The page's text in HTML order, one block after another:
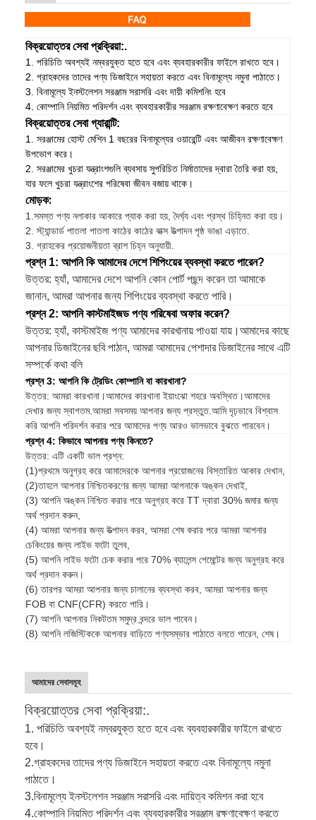
বিক্রয়োত্তর সেবা প্রক্রিয়া:.
1. পরিচিতি অবশ্যই নম্বরযুক্ত হতে হবে এবং ব্যবহারকারীর ফাইলে রাখতে হবে।
2. গ্রাহকদের তাদের পণ্য ডিজাইনে সহায়তা করতে এবং বিনামূল্যে নমুনা পাঠাতে।
3. বিনামূল্যে ইনস্টলেশন সরঞ্জাম সরাসরি এবং দায়ী কমিশনিং হবে
4. কোম্পানি নিয়মিত পরিদর্শন এবং ব্যবহারকারীর সরঞ্জাম রক্ষণাবেক্ষণ করতে হবে
বিক্রয়োত্তর সেবা গ্যারান্টি:
1. সরঞ্জামের হোস্ট মেশিন 1 বছরের বিনামূল্যের ওয়ারেন্টি এবং আজীবন রক্ষণাবেক্ষণ
উপভোগ করে।
2. সরঞ্জামের খুচরা যন্ত্রাংশগুলি ব্যবসায় সুপরিচিত নির্মাতাদের দ্বারা তৈরি করা হয়,
যার ফলে খুচরা যন্ত্রাংশের পরিষেবা জীবন বজায় থাকে।
মোড়ক:
1.সমস্ত পণ্য নলাকার আকারে প্যাক করা হয়, দৈর্ঘ্য এবং প্রস্থ চিহ্নিত করা হয়।
2. স্ট্যান্ডার্ড পাতলা পাতলা কাঠের কাঠের বাক্স উত্পাদন পৃষ্ঠ ভাঙা এড়াতে.
3. গ্রাহকের প্রয়োজনীয়তা ব্রাশ চিহ্ন অনুযায়ী.
প্রশ্ন 1: আপনি কি আমাদের দেশে শিপিংয়ের ব্যবস্থা করতে পারেন?
উত্তর: হ্যাঁ, আমাদের দেশে আপনি কোন পোর্ট পছন্দ করেন তা আমাকে
জানান, আমরা আপনার জন্য শিপিংয়ের ব্যবস্থা করতে পারি।
প্রশ্ন 2: আপনি কাস্টমাইজড পণ্য পরিষেবা অফার করেন?
উত্তর: হ্যাঁ, কাস্টমাইজ পণ্য আমাদের কারখানায় পাওয়া যায়।আমাদের কাছে
আপনার ডিজাইনের ছবি পাঠান, আমরা আমাদের পেশাদার ডিজাইনের সাথে এটি
সম্পর্কে কথা বলি
প্রশ্ন 3: আপনি কি ট্রেডিং কোম্পানি বা কারখানা?
উত্তর: আমরা কারখানা।আমাদের কারখানা ইয়াংঝো শহরে অবস্থিত।আমাদের
দেখার জন্য স্বাগতম.আমরা সবসময় আপনার জন্য প্রস্তুত.আমি দৃঢ়ভাবে বিশ্বাস
করি আপনি পরিদর্শন করার পরে আমাদের পণ্য আরও ভালভাবে বুঝতে পারবেন।
প্রশ্ন 4: কিভাবে আপনার পণ্য কিনতে?
উত্তর: এটি একটি ভাল প্রশ্ন:
(1)প্রথমে অনুগ্রহ করে আমাদেরকে আপনার প্রয়োজনের বিস্তারিত আকার দেখান,
(2)তাহলে আপনার নিশ্চিতকরণের জন্য আমরা আপনাকে অঙ্কন দেখাই,
(3) আপনি অঙ্কন নিশ্চিত করার পরে অনুগ্রহ করে TT দ্বারা 30% জমার জন্য
অর্থ প্রদান করুন,
(4) আমরা আপনার জন্য উত্পাদন করব, আমরা শেষ করার পরে আমরা আপনার
চেকিংয়ের জন্য লাইভ ফটো তুলব,
(5) আপনি লাইভ ফটো চেক করার পরে 70% ব্যালেন্স পেমেন্টের জন্য অনুগ্রহ করে
অর্থ প্রদান করুন।
(6) তারপর আমরা আপনার জন্য চালানের ব্যবস্থা করব, আমরা আপনার জন্য
FOB বা CNF(CFR) করতে পারি।
(7) আপনি আপনার নিকটতম সমুদ্র বন্দরে ভাল পাবেন।
(8) আপনি লজিস্টিককে আপনার বাড়িতে পণ্যসম্ভার পাঠাতে বলতে পারেন, শেষ।
আমাদের সেবাসমূহ
বিক্রয়োত্তর সেবা প্রক্রিয়া:.
1. পরিচিতি অবশ্যই নম্বরযুক্ত হতে হবে এবং ব্যবহারকারীর ফাইলে রাখতে
হবে।
2.গ্রাহকদের তাদের পণ্য ডিজাইনে সহায়তা করতে এবং বিনামূল্যে নমুনা
পাঠাতে।
3.বিনামূল্যে ইনস্টলেশন সরঞ্জাম সরাসরি এবং দায়িত্ব কমিশন করা হবে
4.কোম্পানি নিয়মিত পরিদর্শন এবং ব্যবহারকারীর সরঞ্জাম রক্ষণাবেক্ষণ করতে